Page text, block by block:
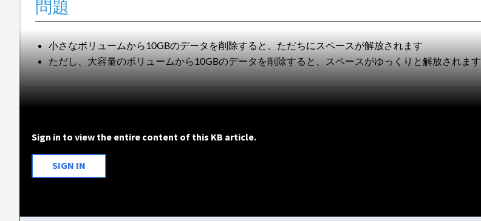
問題
小さなボリュームから10GBのデータを削除すると、ただちにスペースが解放されます
ただし、大容量のボリュームから10GBのデータを削除すると、スペースがゆっくりと解放されます
Sign in to view the entire content of this KB article.
SIGN IN